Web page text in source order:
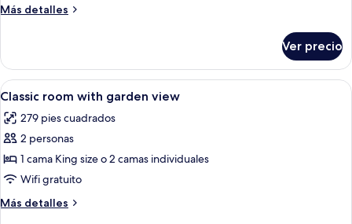
mar
Más detalles
Más
superior,
vista
al
Ver precio
Abrir
todas
las
fotos
de
Classic
room
with
Habitación de hotel con cama,
11
Classic room with garden view
279 pies cuadrados
2 personas
1 cama King size o 2 camas individuales
Wifi gratuito
Más detalles
Más